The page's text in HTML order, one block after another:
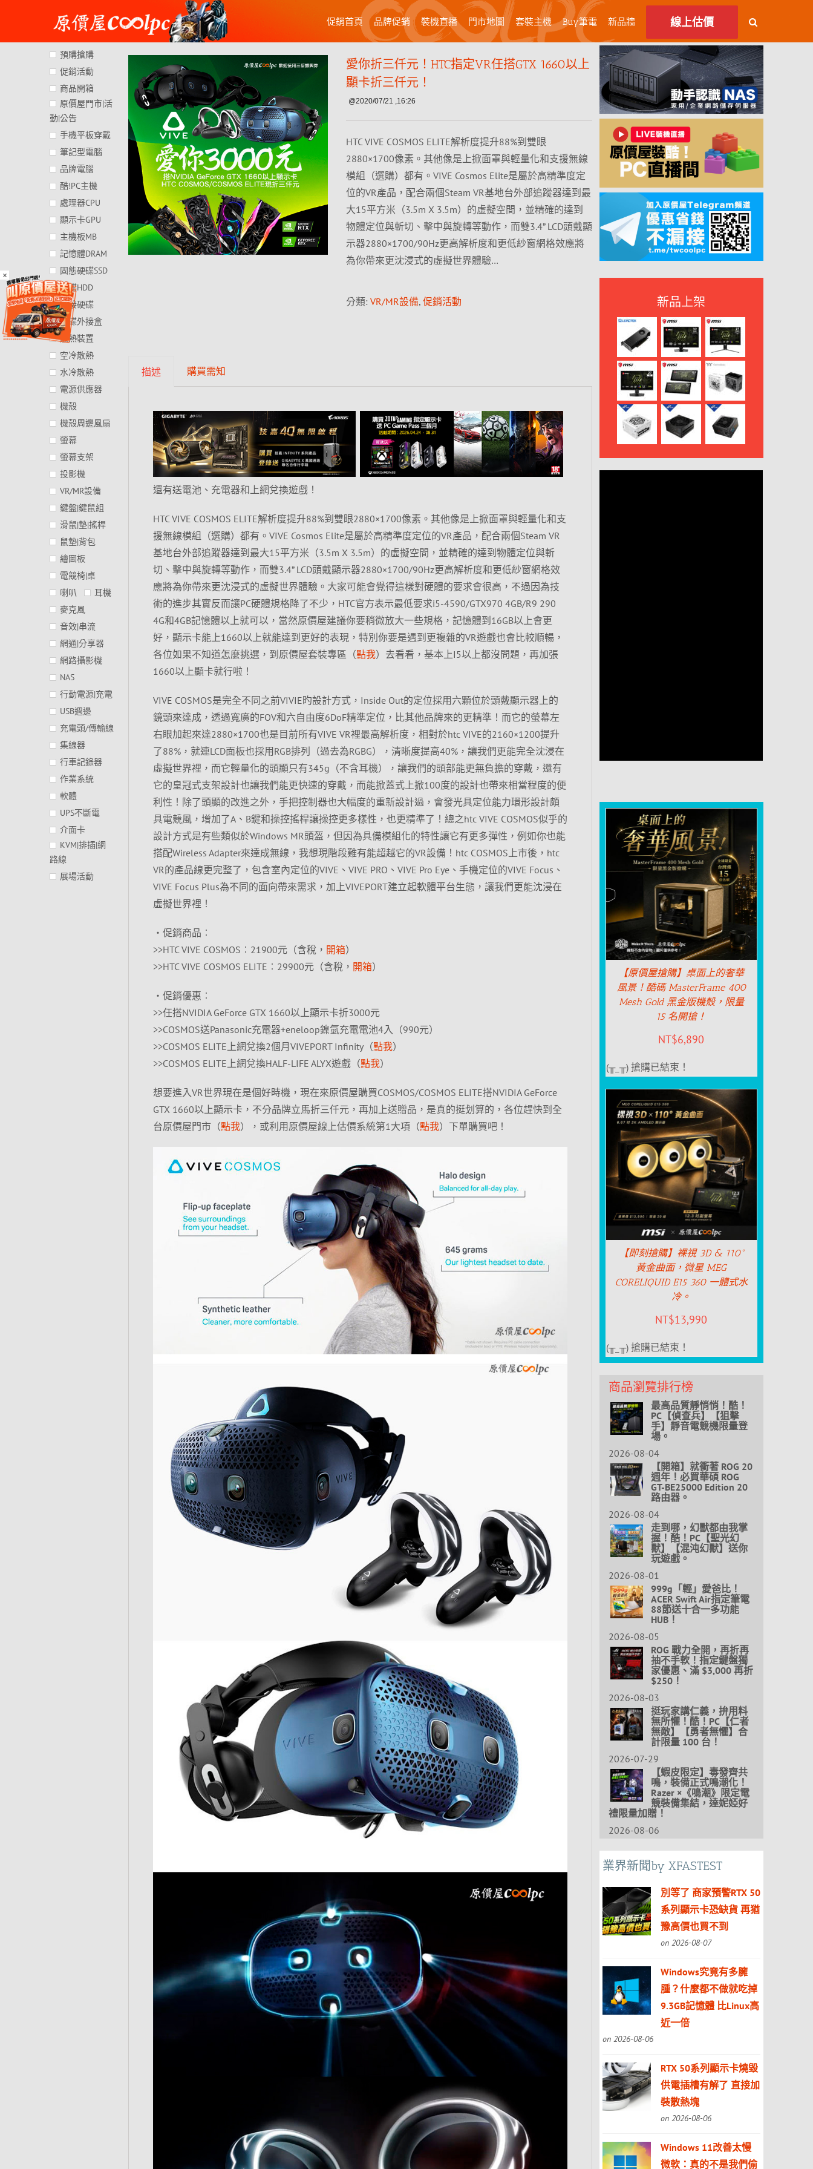
×
content
促銷首頁 品牌促銷 裝機直播 門市地圖 套裝主機 Buy筆電 新品牆 線上估價
愛你折三仟元！HTC指定VR任搭GTX 1660以上
顯卡折三仟元！
@2020/07/21 ,16:26
HTC VIVE COSMOS ELITE解析度提升88%到雙眼
2880×1700像素。其他像是上掀面罩與輕量化和支援無線
模組（選購）都有。VIVE Cosmos Elite是屬於高精準度定
位的VR產品，配合兩個Steam VR基地台外部追蹤器達到最
大15平方米（3.5m X 3.5m）的虛擬空間，並精確的達到
物體定位與斬切、擊中與旋轉等動作，而雙3.4” LCD頭戴顯
示器2880×1700/90Hz更高解析度和更低紗窗網格效應將
為你帶來更沈浸式的虛擬世界體驗…
分類: VR/MR設備, 促銷活動
描述 購買需知
還有送電池、充電器和上網兌換遊戲！
HTC VIVE COSMOS ELITE解析度提升88%到雙眼2880×1700像素。其他像是上掀面罩與輕量化和支
援無線模組（選購）都有。VIVE Cosmos Elite是屬於高精準度定位的VR產品，配合兩個Steam VR
基地台外部追蹤器達到最大15平方米（3.5m X 3.5m）的虛擬空間，並精確的達到物體定位與斬
切、擊中與旋轉等動作，而雙3.4” LCD頭戴顯示器2880×1700/90Hz更高解析度和更低紗窗網格效
應將為你帶來更沈浸式的虛擬世界體驗。大家可能會覺得這樣對硬體的要求會很高，不過因為技
術的進步其實反而讓PC硬體規格降了不少，HTC官方表示最低要求i5-4590/GTX970 4GB/R9 290
4G和4GB記憶體以上就可以，當然原價屋建議你要稍微放大一些規格，記憶體到16GB以上會更
好，顯示卡能上1660以上就能達到更好的表現，特別你要是遇到更複雜的VR遊戲也會比較順暢，
各位如果不知道怎麼挑選，到原價屋套裝專區（點我）去看看，基本上I5以上都沒問題，再加張
1660以上顯卡就行啦！
VIVE COSMOS是完全不同之前VIVIE旳設計方式，Inside Out的定位採用六顆位於頭戴顯示器上的
鏡頭來達成，透過寬廣的FOV和六自由度6DoF精準定位，比其他品牌來的更精準！而它的螢幕左
右眼加起來達2880×1700也是目前所有VIVE VR裡最高解析度，相對於htc VIVE的2160×1200提升
了88%，就連LCD面板也採用RGB排列（過去為RGBG），清晰度提高40%，讓我們更能完全沈浸在
虛擬世界裡，而它輕量化的頭顯只有345g（不含耳機），讓我們的頭部能更無負擔的穿戴，還有
它的皇冠式支架設計也讓我們能更快速的穿戴，而能掀蓋式上掀100度的設計也帶來相當程度的便
利性！除了頭顯的改進之外，手把控制器也大幅度的重新設計過，會發光具定位能力環形設計頗
具電競風，增加了A、B鍵和操控搖桿讓操控更多樣性，也更精準了！總之htc VIVE COSMOS似乎的
設計方式是有些類似於Windows MR頭盔，但因為具備模組化的特性讓它有更多彈性，例如你也能
搭配Wireless Adapter來達成無線，我想現階段難有能超越它的VR設備！htc COSMOS上市後，htc
VR的產品線更完整了，包含室內定位的VIVE、VIVE PRO、VIVE Pro Eye、手機定位的VIVE Focus、
VIVE Focus Plus為不同的面向帶來需求，加上VIVEPORT建立起軟體平台生態，讓我們更能沈浸在
虛擬世界裡！
‧促銷商品︰
>>HTC VIVE COSMOS︰21900元（含稅， 開箱）
>>HTC VIVE COSMOS ELITE︰29900元（含稅， 開箱）
‧促銷優惠︰
>>任搭NVIDIA GeForce GTX 1660以上顯示卡折3000元
>>COSMOS送Panasonic充電器+eneloop鎳氫充電電池4入（990元）
>>COSMOS ELITE上網兌換2個月VIVEPORT Infinity（點我）
>>COSMOS ELITE上網兌換HALF-LIFE ALYX遊戲（點我）
想要進入VR世界現在是個好時機，現在來原價屋購買COSMOS/COSMOS ELITE搭NVIDIA GeForce
GTX 1660以上顯示卡，不分品牌立馬折三仟元，再加上送贈品，是真的挺划算的，各位趕快到全
台原價屋門市（點我），或利用原價屋線上估價系統第1大項（點我）下單購買吧！
預購搶購
促銷活動
商品開箱
原價屋門市|活
動|公告
手機平板穿戴
筆記型電腦
品牌電腦
酷!PC主機
處理器CPU
顯示卡GPU
主機板MB
記憶體DRAM
固態硬碟SSD
硬碟HDD
外接硬碟
硬碟外接盒
散熱裝置
空冷散熱
水冷散熱
電源供應器
機殼
機殼周邊風扇
螢幕
螢幕支架
投影機
VR/MR設備
鍵盤|鍵鼠組
滑鼠|墊|搖桿
鼠墊|背包
繪圖板
電競椅|桌
喇叭
耳機
麥克風
音效|串流
網通|分享器
網路攝影機
NAS
行動電源|充電
USB週邊
充電頭/傳輸線
集線器
行車記錄器
作業系統
軟體
UPS不斷電
介面卡
KVM|排插|網
路線
展場活動
新品上架
【原價屋搶購】桌面上的奢華
風景！酷碼 MasterFrame 400
Mesh Gold 黑金版機殼，限量
15 名開搶！
NT$6,890
(╥_╥) 搶購已結束！
【即刻搶購】裸視 3D & 110°
黃金曲面，微星 MEG
CORELIQUID E15 360 一體式水
冷。
NT$13,990
(╥_╥) 搶購已結束！
商品瀏覽排行榜
最高品質靜悄悄！酷！
PC【偵查兵】【狙擊
手】靜音電競機限量登
場。
2026-08-04
【開箱】就衝著 ROG 20
週年！必買華碩 ROG
GT-BE25000 Edition 20
路由器。
2026-08-04
走到哪，幻獸都由我掌
握！酷！PC【聖光幻
獸】【混沌幻獸】送你
玩遊戲。
2026-08-01
999g「輕」愛爸比！
ACER Swift Air指定筆電
88節送十合一多功能
HUB！
2026-08-05
ROG 戰力全開，再折再
抽不手軟！指定鍵盤獨
家優惠、滿 $3,000 再折
$250！
2026-08-03
挺玩家講仁義，拚用料
無所懼！酷！PC【仁者
無敵】【勇者無懼】合
計限量 100 台！
2026-07-29
【蝦皮限定】毒發齊共
鳴，裝備正式鳴潮化！
Razer ×《鳴潮》限定電
競裝備集結，達妮婭好
禮限量加贈！
2026-08-06
業界新聞by XFASTEST
別等了 商家預警RTX 50
系列顯示卡恐缺貨 再猶
豫高價也買不到
on 2026-08-07
Windows究竟有多臃
腫？什麼都不做就吃掉
9.3GB記憶體 比Linux高
近一倍
on 2026-08-06
RTX 50系列顯示卡燒毀
供電插槽有解了 直接加
裝散熱塊
on 2026-08-06
Windows 11改善太慢
微軟：真的不是我們偷